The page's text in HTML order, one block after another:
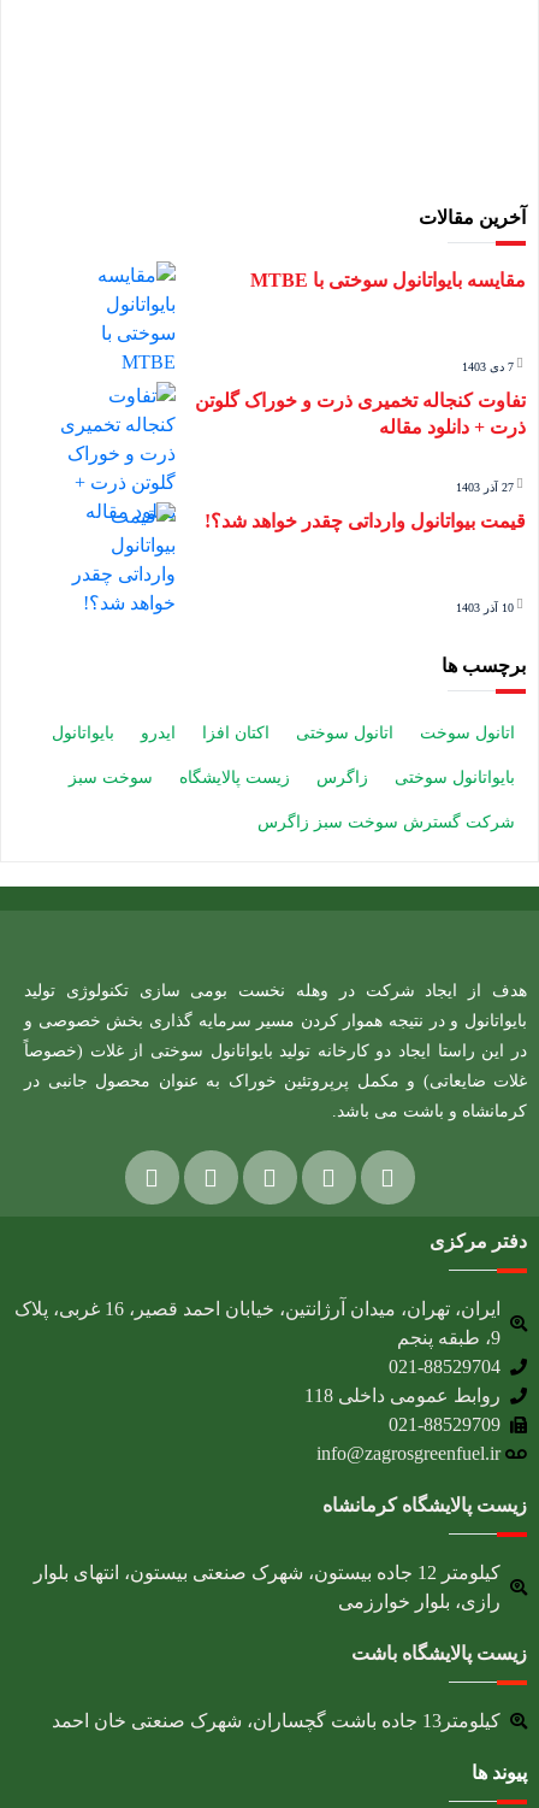
آخرین مقالات
مقایسه بایواتانول سوختی با MTBE
7 دی 1403
تفاوت کنجاله تخمیری ذرت و خوراک گلوتن
ذرت + دانلود مقاله
27 آذر 1403
قیمت بیواتانول وارداتی چقدر خواهد شد؟!
10 آذر 1403
برچسب ها
اتانول سوخت اتانول سوختی اکتان افزا ایدرو بایواتانول
بایواتانول سوختی زاگرس زیست پالایشگاه سوخت سبز
شرکت گسترش سوخت سبز زاگرس
هدف از ایجاد شرکت در وهله نخست بومی سازی تکنولوژی تولید
بایواتانول و در نتیجه هموار کردن مسیر سرمایه گذاری بخش خصوصی و
در این راستا ایجاد دو کارخانه تولید بایواتانول سوختی از غلات (خصوصاً
غلات ضایعاتی) و مکمل پرپروتئین خوراک به عنوان محصول جانبی در
کرمانشاه و باشت می باشد.
دفتر مرکزی
ایران، تهران، میدان آرژانتین، خیابان احمد قصیر، 16 غربی، پلاک
9، طبقه پنجم
021-88529704
روابط عمومی داخلی 118
021-88529709
info@zagrosgreenfuel.ir​
زیست پالایشگاه کرمانشاه
کیلومتر 12 جاده بیستون، شهرک صنعتی بیستون، انتهای بلوار
رازی، بلوار خوارزمی
زیست پالایشگاه باشت
کیلومتر13 جاده باشت گچساران، شهرک صنعتی خان احمد
پیوند ها